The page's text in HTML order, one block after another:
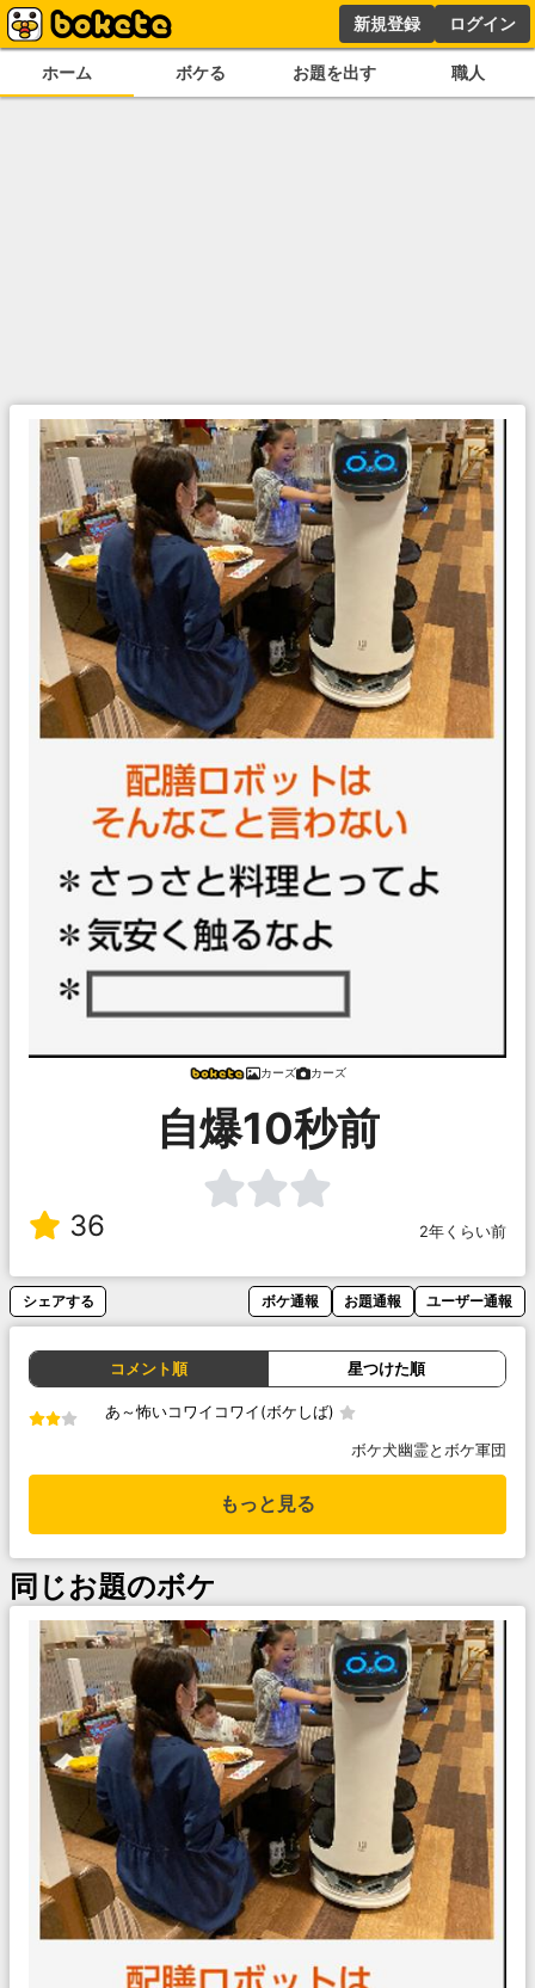
新規登録 ログイン
ホーム ボケる お題を出す 職人
カーズ カーズ
自爆10秒前
36 2年くらい前
シェアする ボケ通報 お題通報 ユーザー通報
コメント順 星つけた順
あ～怖いコワイコワイ(ボケしば)
ボケ犬幽霊とボケ軍団
もっと見る
同じお題のボケ